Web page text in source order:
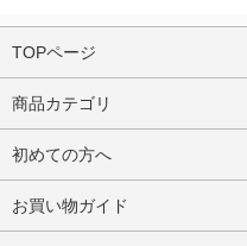
TOPページ
商品カテゴリ
初めての方へ
お買い物ガイド